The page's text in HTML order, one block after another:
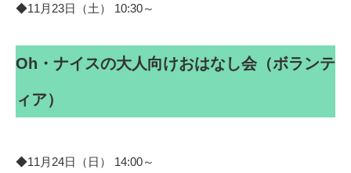
◆11月23日（土） 10:30～
Oh・ナイスの大人向けおはなし会（ボランテ
ィア）
◆11月24日（日） 14:00～